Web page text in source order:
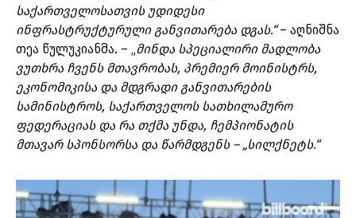
საქართველოსათვის უდიდესი
ინფრასტრუქტურული განვითარება დგას.“– აღნიშნა
თეა წულუკიანმა. – „ მინდა სპეციალირი მადლობა
ვუთხრა ჩვენს მთავრობას, პრემიერ მოინისტრს,
ეკონომიკისა და მდგრადი განვითარების
სამინისტროს, საქართველოს სათხილამურო
ფედერაციას და რა თქმა უნდა, ჩემპიონატის
მთავარ სპონსორსა და წარმდგენს – „სილქნეტს.“